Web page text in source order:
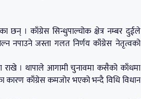
छन् । काँग्रेस सिन्धुपाल्चोक क्षेत्र नम्बर दुईले
नपाउने जस्ता गलत निर्णय काँग्रेस नेतृत्वको
राखे । थापाले आगामी चुनावमा कसैको काँधमा
कारण काँग्रेस कमजोर भएको भन्दै विधि विधान